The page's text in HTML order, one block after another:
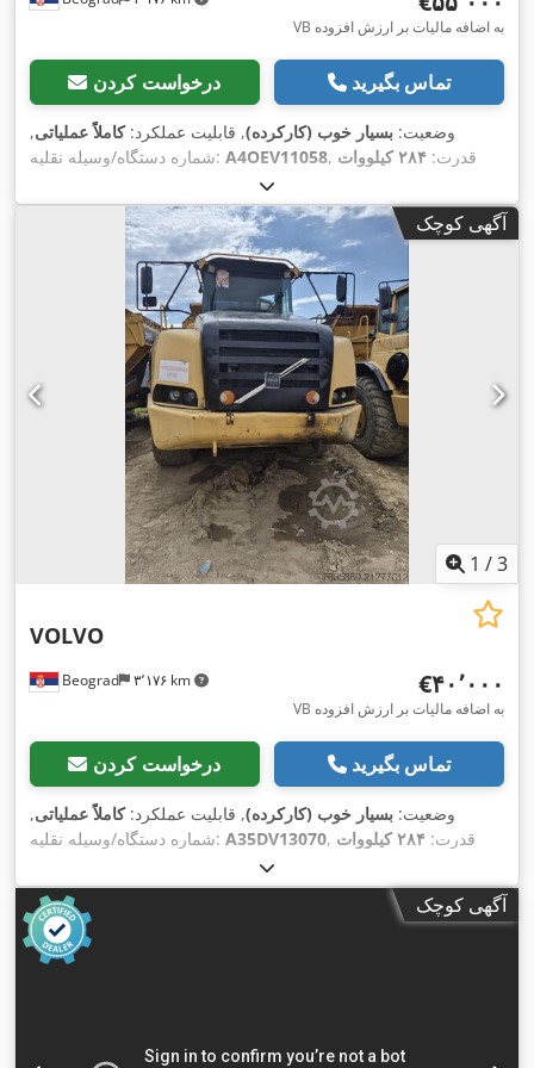
VB به اضافه مالیات بر ارزش افزوده
درخواست کردن تماس بگیرید
وضعیت: بسیار خوب (کارکرده), قابلیت عملکرد:کاملاً عملیاتی,
شماره دستگاه/وسیله نقلیه: A4OEV11058 , قدرت:
۲۸۴ کیلووات
, حداکثر وزن بار:
سال ساخت:۲۰۰۷ ,
آگهی کوچک
1 /3
Beograd ۳٬۱۷۶ km
VOLVO
‎€۴۰٬۰۰۰
VB به اضافه مالیات بر ارزش افزوده
درخواست کردن تماس بگیرید
وضعیت: بسیار خوب (کارکرده), قابلیت عملکرد:کاملاً عملیاتی,
شماره دستگاه/وسیله نقلیه: A35DV13070 , قدرت:
۲۸۴ کیلووات
, حداکثر وزن بار:
۲۰۰۵,
آگهی کوچک